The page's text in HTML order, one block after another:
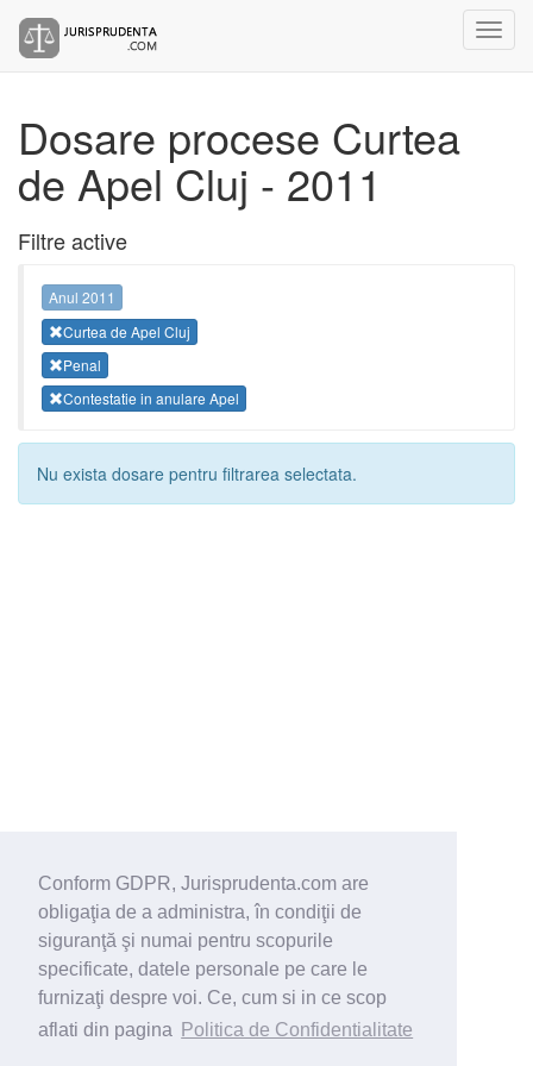
Conform GDPR, Jurisprudenta.com are
obligaţia de a administra, în condiţii de
siguranţă şi numai pentru scopurile
specificate, datele personale pe care le
furnizaţi despre voi. Ce, cum si in ce scop
aflati din pagina
Politica de Confidentialitate
Dosare procese Curtea
de Apel Cluj - 2011
Filtre active
Anul 2011
Curtea de Apel Cluj
Penal
Contestatie in anulare Apel
Nu exista dosare pentru filtrarea selectata.